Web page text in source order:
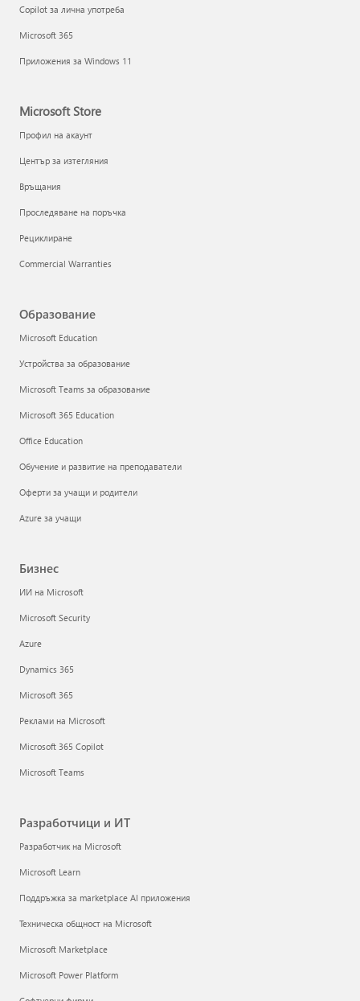
Copilot за лична употреба
Microsoft 365
Приложения за Windows 11
Microsoft Store
Профил на акаунт
Център за изтегляния
Връщания
Проследяване на поръчка
Рециклиране
Commercial Warranties
Образование
Microsoft Education
Устройства за образование
Microsoft Teams за образование
Microsoft 365 Education
Office Education
Обучение и развитие на преподаватели
Оферти за учащи и родители
Azure за учащи
Бизнес
ИИ на Microsoft
Microsoft Security
Azure
Dynamics 365
Microsoft 365
Реклами на Microsoft
Microsoft 365 Copilot
Microsoft Teams
Разработчици и ИТ
Разработчик на Microsoft
Microsoft Learn
Поддръжка за marketplace AI приложения
Техническа общност на Microsoft
Microsoft Marketplace
Microsoft Power Platform